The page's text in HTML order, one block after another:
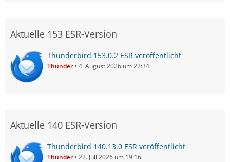
Aktuelle 153 ESR-Version
Thunderbird 153.0.2 ESR veröffentlicht
Thunder 4. August 2026 um 22:34
Aktuelle 140 ESR-Version
Thunderbird 140.13.0 ESR veröffentlicht
Thunder 22. Juli 2026 um 19:16